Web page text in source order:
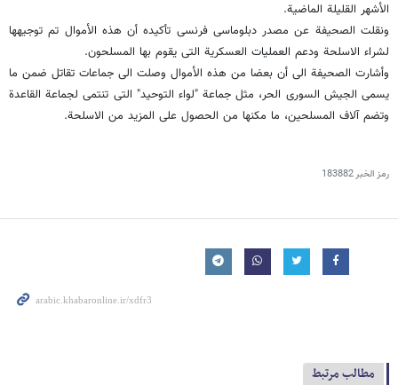
الأشهر القلیلة الماضیة.
ونقلت الصحیفة عن مصدر دبلوماسی فرنسی تأکیده أن هذه الأموال تم توجیهها
لشراء الاسلحة ودعم العملیات العسکریة التی یقوم بها المسلحون.
وأشارت الصحیفة الى أن بعضا من هذه الأموال وصلت الى جماعات تقاتل ضمن ما
یسمى الجیش السوری الحر، مثل جماعة "لواء التوحید" التی تنتمی لجماعة القاعدة
وتضم آلاف المسلحین، ما مکنها من الحصول على المزید من الاسلحة.
رمز الخبر183882
مطالب مرتبط